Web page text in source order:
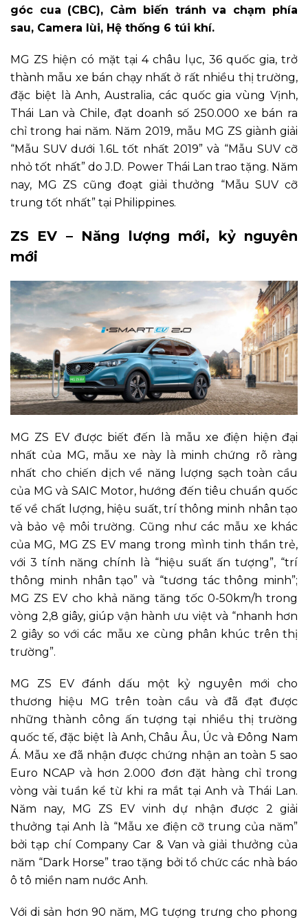
góc cua (CBC), Cảm biến tránh va chạm phía
sau, Camera lùi, Hệ thống 6 túi khí.
MG ZS hiện có mặt tại 4 châu lục, 36 quốc gia, trở
thành mẫu xe bán chạy nhất ở rất nhiều thị trường,
đặc biệt là Anh, Australia, các quốc gia vùng Vịnh,
Thái Lan và Chile, đạt doanh số 250.000 xe bán ra
chỉ trong hai năm. Năm 2019, mẫu MG ZS giành giải
“Mẫu SUV dưới 1.6L tốt nhất 2019” và “Mẫu SUV cỡ
nhỏ tốt nhất” do J.D. Power Thái Lan trao tặng. Năm
nay, MG ZS cũng đoạt giải thưởng “Mẫu SUV cỡ
trung tốt nhất” tại Philippines.
ZS EV – Năng lượng mới, kỷ nguyên
mới
MG ZS EV được biết đến là mẫu xe điện hiện đại
nhất của MG, mẫu xe này là minh chứng rõ ràng
nhất cho chiến dịch về năng lượng sạch toàn cầu
của MG và SAIC Motor, hướng đến tiêu chuẩn quốc
tế về chất lượng, hiệu suất, trí thông minh nhân tạo
và bảo vệ môi trường. Cũng như các mẫu xe khác
của MG, MG ZS EV mang trong mình tinh thần trẻ,
với 3 tính năng chính là “hiệu suất ấn tượng”, “trí
thông minh nhân tạo” và “tương tác thông minh”;
MG ZS EV cho khả năng tăng tốc 0-50km/h trong
vòng 2,8 giây, giúp vận hành ưu việt và “nhanh hơn
2 giây so với các mẫu xe cùng phân khúc trên thị
trường”.
MG ZS EV đánh dấu một kỷ nguyên mới cho
thương hiệu MG trên toàn cầu và đã đạt được
những thành công ấn tượng tại nhiều thị trường
quốc tế, đặc biệt là Anh, Châu Âu, Úc và Đông Nam
Á. Mẫu xe đã nhận được chứng nhận an toàn 5 sao
Euro NCAP và hơn 2.000 đơn đặt hàng chỉ trong
vòng vài tuần kể từ khi ra mắt tại Anh và Thái Lan.
Năm nay, MG ZS EV vinh dự nhận được 2 giải
thưởng tại Anh là “Mẫu xe điện cỡ trung của năm”
bởi tạp chí Company Car & Van và giải thưởng của
năm “Dark Horse” trao tặng bởi tổ chức các nhà báo
ô tô miền nam nước Anh.
Với di sản hơn 90 năm, MG tượng trưng cho phong